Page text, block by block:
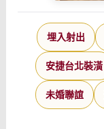
埋入射出
安捷台北裝潢
未婚聯誼